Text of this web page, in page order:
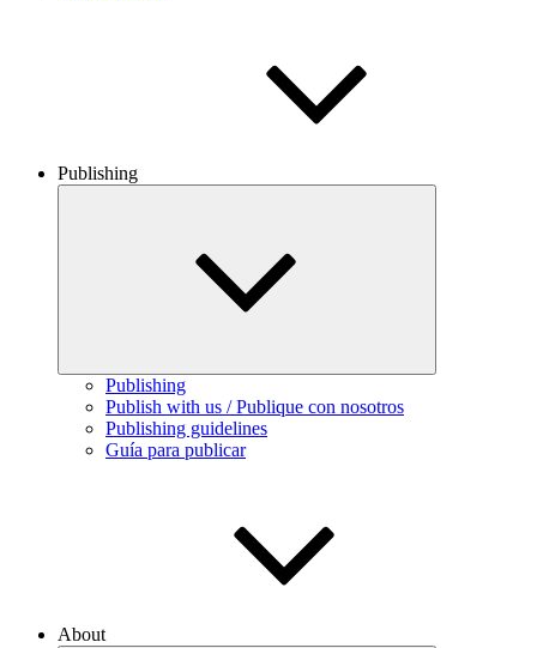
Publishing
Publishing
Publish with us / Publique con nosotros
Publishing guidelines
Guía para publicar
About